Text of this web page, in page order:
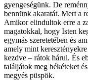
gyengeségünk. De
bennünk akaratát. Mert a
Amikor elindultok erre a
magatokkal, hogy Isten
egymás szeretetében és
amely mint keresztényekre
kezdve – rátok hárul. És
találjátok meg békéteket
megyés püspök.